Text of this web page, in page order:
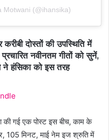
Motwani (@ihansika)
दोस्तों की उपस्थिति में
नवीनतम गीतों को सुनें,
हंसिका को इस तरह
की गई एक पोस्ट इस बीच, काम के
105 मिनट, माई नेम इज श्रुति में